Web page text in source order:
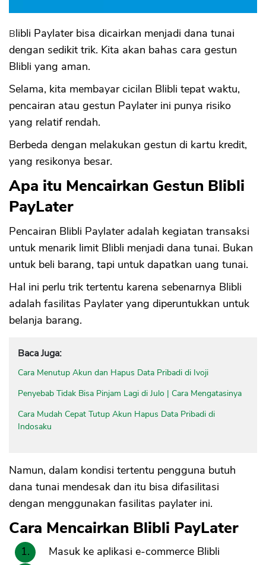
Blibli Paylater bisa dicairkan menjadi dana tunai
dengan sedikit trik. Kita akan bahas cara gestun
Blibli yang aman.
Selama, kita membayar cicilan Blibli tepat waktu,
pencairan atau gestun Paylater ini punya risiko
yang relatif rendah.
Berbeda dengan melakukan gestun di kartu kredit,
yang resikonya besar.
Apa itu Mencairkan Gestun Blibli
PayLater
Pencairan Blibli Paylater adalah kegiatan transaksi
untuk menarik limit Blibli menjadi dana tunai. Bukan
untuk beli barang, tapi untuk dapatkan uang tunai.
Hal ini perlu trik tertentu karena sebenarnya Blibli
adalah fasilitas Paylater yang diperuntukkan untuk
belanja barang.
Baca Juga:
Cara Menutup Akun dan Hapus Data Pribadi di Ivoji
Penyebab Tidak Bisa Pinjam Lagi di Julo | Cara Mengatasinya
Cara Mudah Cepat Tutup Akun Hapus Data Pribadi di
Indosaku
Namun, dalam kondisi tertentu pengguna butuh
dana tunai mendesak dan itu bisa difasilitasi
dengan menggunakan fasilitas paylater ini.
Cara Mencairkan Blibli PayLater
Masuk ke aplikasi e-commerce Blibli